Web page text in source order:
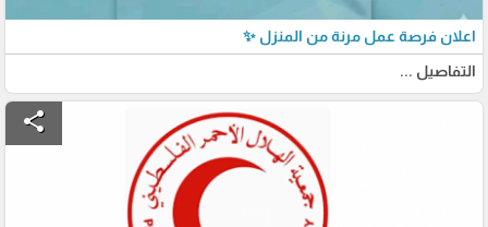
اعلان فرصة عمل مرنة من المنزل ✨
التفاصيل ...
share